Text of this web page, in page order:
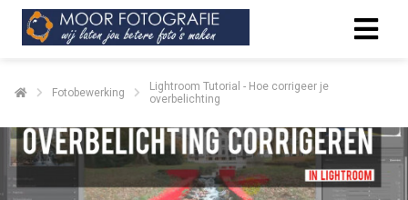
Fotobewerking
Lightroom Tutorial - Hoe corrigeer je
overbelichting